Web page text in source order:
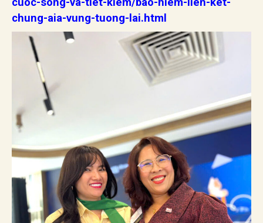
chung-aia-vung-tuong-lai.html